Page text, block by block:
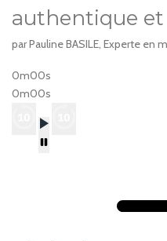
authentique et
par Pauline BASILE, Experte en
0m00s
0m00s